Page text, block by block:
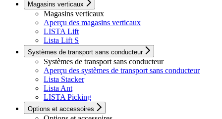
Magasins verticaux
Magasins verticaux
Aperçu des magasins verticaux
LISTA Lift
Lista Lift S
Systèmes de transport sans conducteur
Systèmes de transport sans conducteur
Aperçu des systèmes de transport sans conducteur
Lista Stacker
Lista Ant
LISTA Picking
Options et accessoires